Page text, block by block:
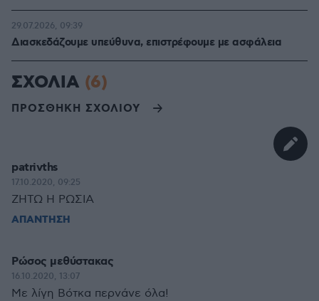
Διασκεδάζουμε υπεύθυνα, επιστρέφουμε με ασφάλεια
29.07.2026, 09:39
ΣΧΟΛΙΑ (6)
ΠΡΟΣΘΗΚΗ ΣΧΟΛΙΟΥ
patrivths
17.10.2020, 09:25
ΖΗΤΩ Η ΡΩΣΙΑ
ΑΠΑΝΤΗΣΗ
Ρώσος μεθύστακας
16.10.2020, 13:07
Με λίγη Βότκα περνάνε όλα!